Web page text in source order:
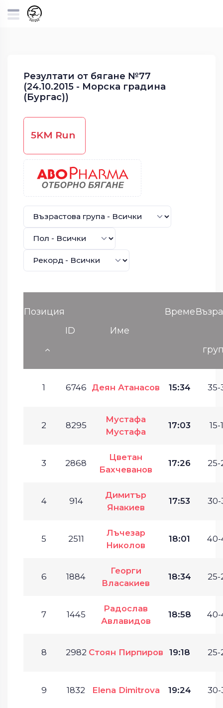
Резултати от бягане №77
(24.10.2015 - Морска градина
(Бургас))
5KM Run
Позиция
ID
Име
Време
1 6746 Деян Атанасов 15:34 35-
2 8295
Мустафа
Мустафа
17:03 15-
3 2868
Цветан
Бахчеванов
17:26 25-
4 914
Димитър
Янакиев
17:53 30-
5 2511
Лъчезар
Николов
18:01 40-
6 1884
Георги
Власакиев
18:34 25-
7 1445
Радослав
Авлавидов
18:58 40-
8 2982 Стоян Пирпиров 19:18 25-
9 1832 Elena Dimitrova 19:24 30-